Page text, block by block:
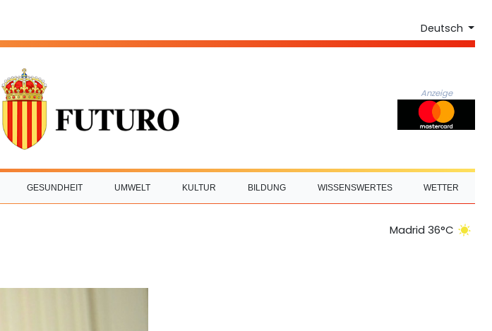
Deutsch
Anzeige
GESUNDHEIT UMWELT KULTUR BILDUNG WISSENSWERTES WETTER
Madrid 36°C